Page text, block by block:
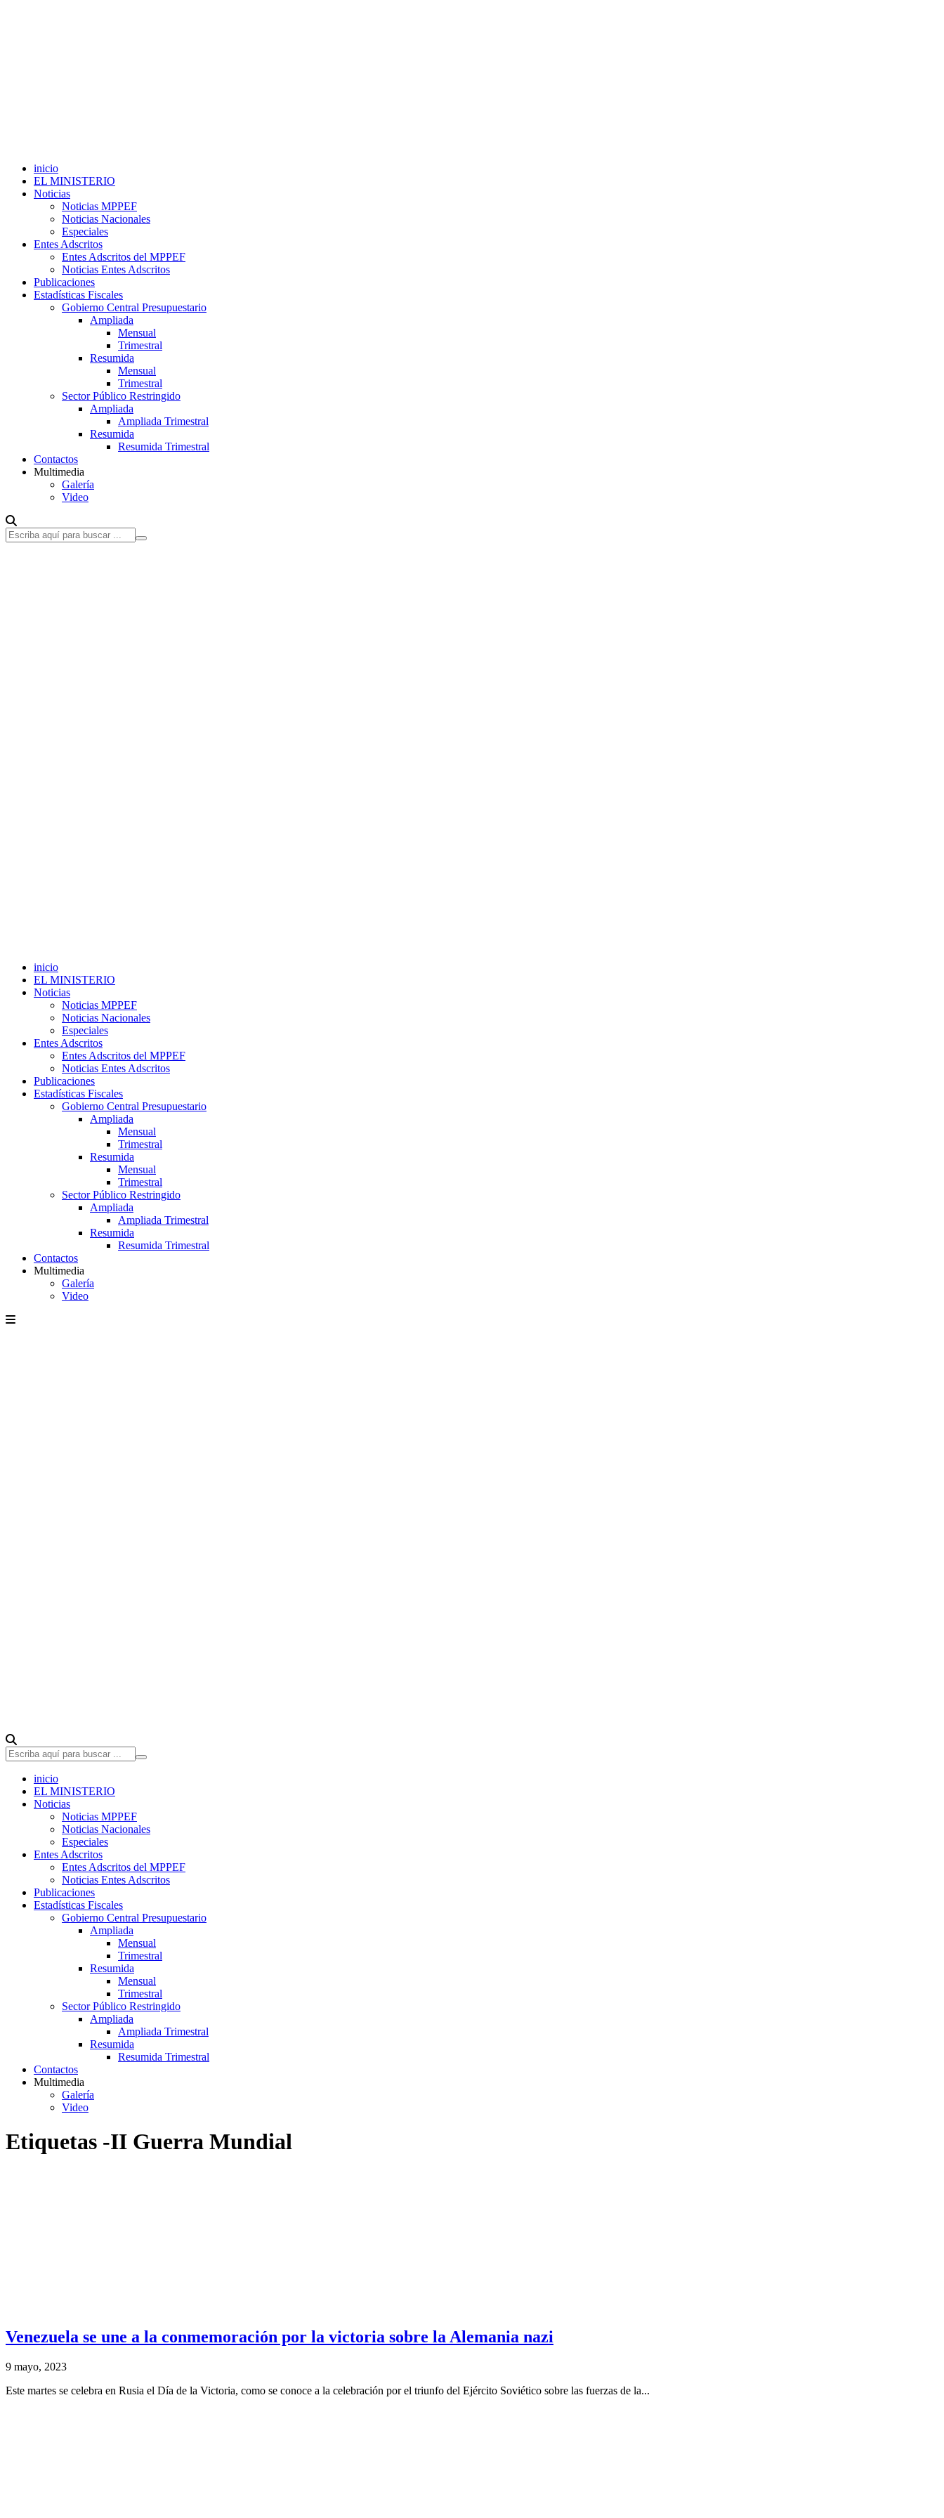
inicio
EL MINISTERIO
Noticias
Noticias MPPEF
Noticias Nacionales
Especiales
Entes Adscritos
Entes Adscritos del MPPEF
Noticias Entes Adscritos
Publicaciones
Estadísticas Fiscales
Gobierno Central Presupuestario
Ampliada
Mensual
Trimestral
Resumida
Mensual
Trimestral
Sector Público Restringido
Ampliada
Ampliada Trimestral
Resumida
Resumida Trimestral
Contactos
Multimedia
Galería
Video
inicio
EL MINISTERIO
Noticias
Noticias MPPEF
Noticias Nacionales
Especiales
Entes Adscritos
Entes Adscritos del MPPEF
Noticias Entes Adscritos
Publicaciones
Estadísticas Fiscales
Gobierno Central Presupuestario
Ampliada
Mensual
Trimestral
Resumida
Mensual
Trimestral
Sector Público Restringido
Ampliada
Ampliada Trimestral
Resumida
Resumida Trimestral
Contactos
Multimedia
Galería
Video
inicio
EL MINISTERIO
Noticias
Noticias MPPEF
Noticias Nacionales
Especiales
Entes Adscritos
Entes Adscritos del MPPEF
Noticias Entes Adscritos
Publicaciones
Estadísticas Fiscales
Gobierno Central Presupuestario
Ampliada
Mensual
Trimestral
Resumida
Mensual
Trimestral
Sector Público Restringido
Ampliada
Ampliada Trimestral
Resumida
Resumida Trimestral
Contactos
Multimedia
Galería
Video
Etiquetas -II Guerra Mundial
Venezuela se une a la conmemoración por la victoria sobre la Alemania nazi
9 mayo, 2023
Este martes se celebra en Rusia el Día de la Victoria, como se conoce a la celebración por el triunfo del Ejército Soviético sobre las fuerzas de la...